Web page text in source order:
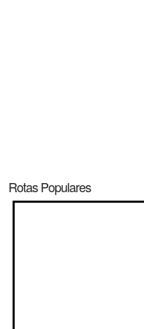
Rotas Populares